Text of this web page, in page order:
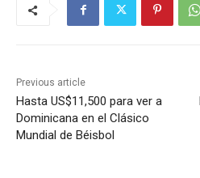
Previous article
Hasta US$11,500 para ver a
Dominicana en el Clásico
Mundial de Béisbol